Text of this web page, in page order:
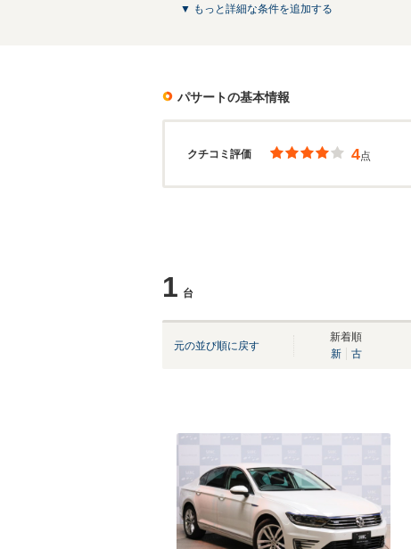
▼ もっと詳細な条件を追加する
パサートの基本情報
クチコミ評価 4点
1 台
元の並び順に戻す
新着順
新
古